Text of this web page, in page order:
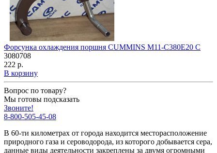
Форсунка охлаждения поршня CUMMINS M11-C380E20 C
3080708
222 р.
В корзину
Вопрос по товару?
Мы готовы подсказать
Звоните!
8-800-505-45-08
В 60-ти километрах от города находится месторасположение
природного газа и сероводорода, из которого добывается сера,
данные виды деятельности закреплены за двумя огромными